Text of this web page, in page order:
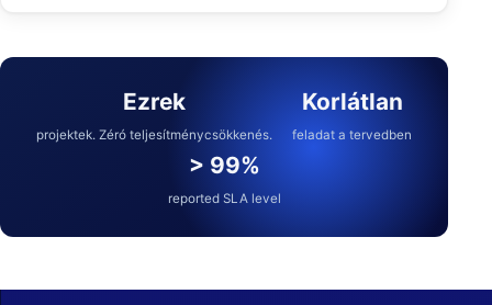
Ezrek
projektek. Zéró teljesítménycsökkenés.
Korlátlan
feladat a tervedben
> 99%
reported SLA level